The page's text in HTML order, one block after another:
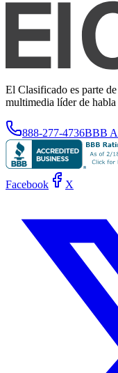
El Clasificado es parte
multimedia líder de
888-277-4736BBB
Facebook X